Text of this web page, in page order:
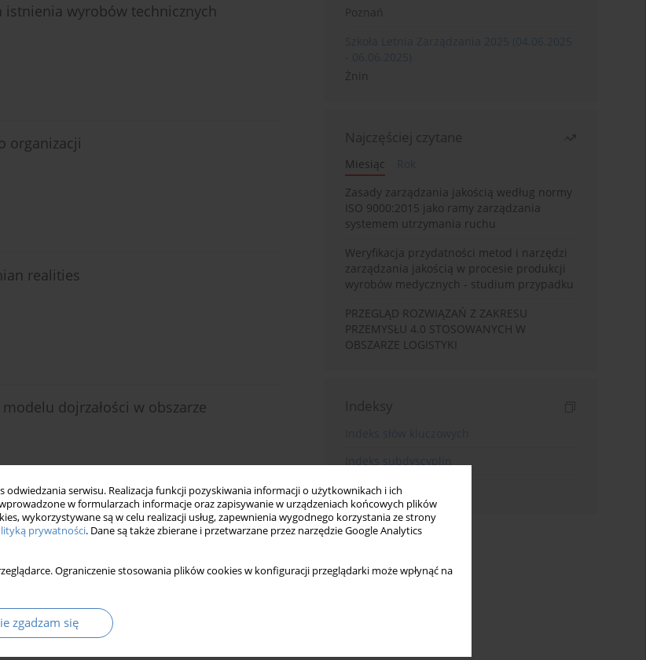
serwisu. Realizacja funkcji pozyskiwania informacji o użytkownikach i ich
w formularzach informacje oraz zapisywanie w urządzeniach końcowych plików
wykorzystywane są w celu realizacji usług, zapewnienia wygodnego korzystania ze strony
prywatności. Dane są także zbierane i przetwarzane przez narzędzie Google Analytics
Ograniczenie stosowania plików cookies w konfiguracji przeglądarki może wpłynąć na
zgadzam się
wyrobów technicznych
organizacji
realities
dojrzałości w obszarze
Poznań
Żnin
Najczęściej czytane
Miesiąc
Zasady zarządzania jakością według normy
ISO 9000:2015 jako ramy zarządzania
systemem utrzymania ruchu
Weryfikacja przydatności metod i narzędzi
zarządzania jakością w procesie produkcji
wyrobów medycznych - studium przypadku
PRZEGLĄD ROZWIĄZAŃ Z ZAKRESU
PRZEMYSŁU 4.0 STOSOWANYCH W
OBSZARZE LOGISTYKI
Indeksy
Indeks autorów